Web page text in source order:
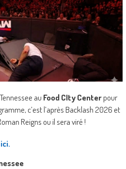
au Food CIty Centerpour
c’est l’après Backlash 2026 et
Reigns ou il sera viré !